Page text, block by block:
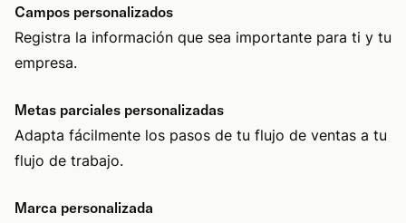
Campos personalizados
Registra la información que sea importante para ti y tu
empresa.
Metas parciales personalizadas
Adapta fácilmente los pasos de tu flujo de ventas a tu
flujo de trabajo.
Marca personalizada